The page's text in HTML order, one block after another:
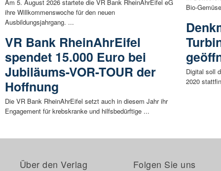
Am 5. August 2026 startete die VR Bank RheinAhrEifel eG
ihre Willkommenswoche für den neuen
Ausbildungsjahrgang. ...
VR Bank RheinAhrEifel
spendet 15.000 Euro bei
Jubiläums-VOR-TOUR der
Hoffnung
Die VR Bank RheinAhrEifel setzt auch in diesem Jahr ihr
Engagement für krebskranke und hilfsbedürftige ...
Bio-
Digital soll
2020
Über den Verlag Folgen Sie uns